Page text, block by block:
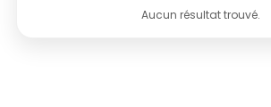
Aucun résultat trouvé.